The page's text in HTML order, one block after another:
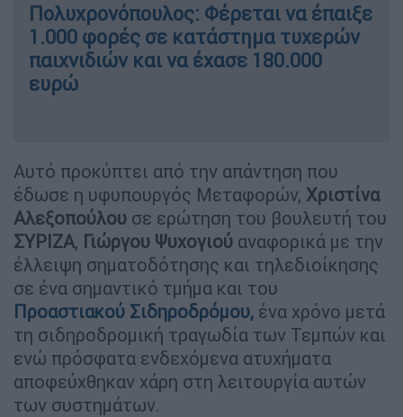
Πολυχρονόπουλος: Φέρεται να έπαιξε
1.000 φορές σε κατάστημα τυχερών
παιχνιδιών και να έχασε 180.000
ευρώ
Αυτό προκύπτει από την απάντηση που
έδωσε η υφυπουργός Μεταφορών, Χριστίνα
Αλεξοπούλου σε ερώτηση του βουλευτή του
ΣΥΡΙΖΑ, Γιώργου Ψυχογιού αναφορικά με την
έλλειψη σηματοδότησης και τηλεδιοίκησης
σε ένα σημαντικό τμήμα και του
Προαστιακού Σιδηροδρόμου, ένα χρόνο μετά
τη σιδηροδρομική τραγωδία των Τεμπών και
ενώ πρόσφατα ενδεχόμενα ατυχήματα
αποφεύχθηκαν χάρη στη λειτουργία αυτών
των συστημάτων.